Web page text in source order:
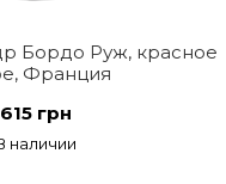
Бордо Руж, красное
Франция
615 грн
наличии